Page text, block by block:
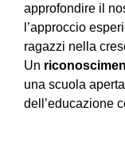
approfondire il
l’approccio
ragazzi nella
Un
una scuola
dell’educazione